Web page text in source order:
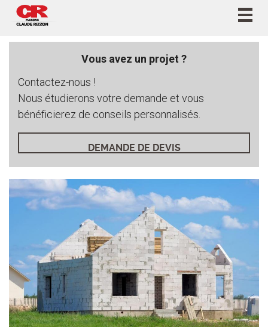
Vous avez un projet ?
Contactez-nous !
Nous étudierons votre demande et vous
bénéficierez de conseils personnalisés.
DEMANDE DE DEVIS